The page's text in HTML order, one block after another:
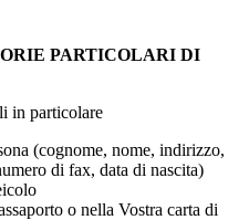
PARTICOLARI DI
in particolare
(cognome, nome, indirizzo,
di fax, data di nascita)
o nella Vostra carta di